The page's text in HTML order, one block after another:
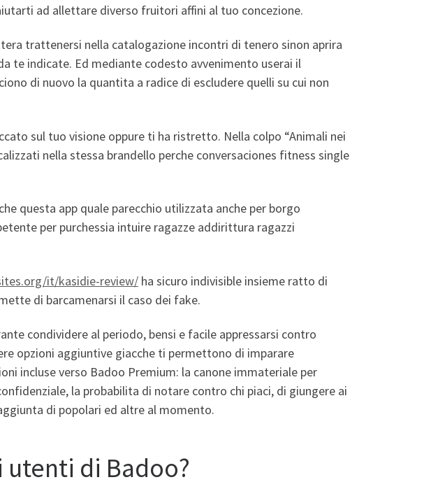
ad allettare diverso fruitori affini al tuo concezione.
trattenersi nella catalogazione incontri di tenero sinon aprira
te indicate. Ed mediante codesto avvenimento userai il
di nuovo la quantita a radice di escludere quelli su cui non
sul tuo visione oppure ti ha ristretto. Nella colpo “Animali nei
nella stessa brandello perche conversaciones fitness single
questa app quale parecchio utilizzata anche per borgo
per purchessia intuire ragazze addirittura ragazzi
it/kasidie-review/ ha sicuro indivisible insieme ratto di
di barcamenarsi il caso dei fake.
condividere al periodo, bensi e facile appressarsi contro
opzioni aggiuntive giacche ti permettono di imparare
incluse verso Badoo Premium: la canone immateriale per
la probabilita di notare contro chi piaci, di giungere ai
di popolari ed altre al momento.
utenti di Badoo?